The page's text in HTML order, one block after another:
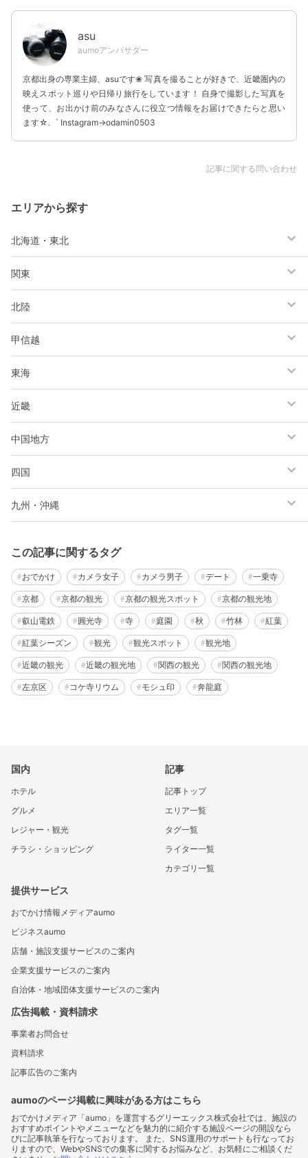
asu
aumoアンバサダー
京都出身の専業主婦、asuです❀ 写真を撮ることが好きで、近畿圏内の
映えスポット巡りや日帰り旅行をしています！ 自身で撮影した写真を
使って、お出かけ前のみなさんに役立つ情報をお届けできたらと思い
ます☆.゜ Instagram→odamin0503
記事に関する問い合わせ
エリアから探す
北海道・東北
関東
北陸
甲信越
東海
近畿
中国地方
四国
九州・沖縄
この記事に関するタグ
おでかけ カメラ女子 カメラ男子 デート 一乗寺
京都 京都の観光 京都の観光スポット 京都の観光地
叡山電鉄 圓光寺 寺 庭園 秋 竹林 紅葉
紅葉シーズン 観光 観光スポット 観光地
近畿の観光 近畿の観光地 関西の観光 関西の観光地
左京区 コケ寺リウム モシュ印 奔龍庭
国内
ホテル
グルメ
レジャー・観光
チラシ・ショッピング
記事
記事トップ
エリア一覧
タグ一覧
ライター一覧
カテゴリ一覧
提供サービス
おでかけ情報メディアaumo
ビジネスaumo
店舗・施設支援サービスのご案内
企業支援サービスのご案内
自治体・地域団体支援サービスのご案内
広告掲載・資料請求
事業者お問合せ
資料請求
記事広告のご案内
aumoのページ掲載に興味がある方はこちら
おでかけメディア「aumo」を運営するグリーエックス株式会社では、施設の
おすすめポイントやメニューなどを魅力的に紹介する施設ページの開設なら
びに記事執筆を行なっております。 また、SNS運用のサポートも行なってお
りますので、WebやSNSでの集客に関するお悩みなど、お気軽にご相談くだ